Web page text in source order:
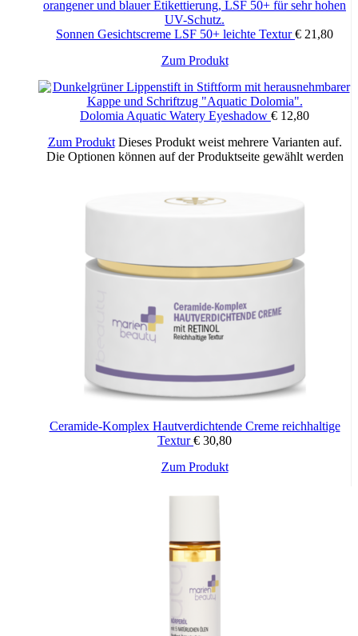
ETHYLHEXYLGLYCERIN, GLYCOL DISTEARATE,
HYDROXYPROPYL GUAR
PHENOXYETHANOL, POTASSIUM SORBATE, SODIUM
BENZYL SALICYLATE, COUMARIN, HEXYL CINNAMAL.
* Die Aktivstoffe sind in Fettschrift hervorgehoben.
​Formuliert, um das Allergierisiko zu minimieren
Nickel und Parabene < 0,0001 % (1 ppm)
PAO: 12M
Sonnen Gesichtscreme LSF 50+ leichte Textur€ 21,80
Zum Produkt
Dolomia Aquatic Watery Eyeshadow € 12,80
Zum Produkt Dieses Produkt weist mehrere Varianten auf.
Die Optionen können auf der Produktseite gewählt werden
Ceramide-Komplex Hautverdichtende Creme reichhaltige
Textur€ 30,80
Zum Produkt